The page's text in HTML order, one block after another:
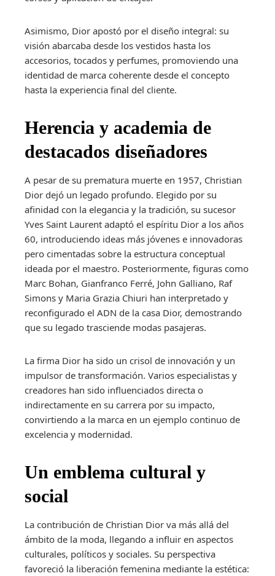
Asimismo, Dior apostó por el diseño integral: su
visión abarcaba desde los vestidos hasta los
accesorios, tocados y perfumes, promoviendo una
identidad de marca coherente desde el concepto
hasta la experiencia final del cliente.
Herencia y academia de
destacados diseñadores
A pesar de su prematura muerte en 1957, Christian
Dior dejó un legado profundo. Elegido por su
afinidad con la elegancia y la tradición, su sucesor
Yves Saint Laurent adaptó el espíritu Dior a los años
60, introduciendo ideas más jóvenes e innovadoras
pero cimentadas sobre la estructura conceptual
ideada por el maestro. Posteriormente, figuras como
Marc Bohan, Gianfranco Ferré, John Galliano, Raf
Simons y Maria Grazia Chiuri han interpretado y
reconfigurado el ADN de la casa Dior, demostrando
que su legado trasciende modas pasajeras.
La firma Dior ha sido un crisol de innovación y un
impulsor de transformación. Varios especialistas y
creadores han sido influenciados directa o
indirectamente en su carrera por su impacto,
convirtiendo a la marca en un ejemplo continuo de
excelencia y modernidad.
Un emblema cultural y
social
La contribución de Christian Dior va más allá del
ámbito de la moda, llegando a influir en aspectos
culturales, políticos y sociales. Su perspectiva
favoreció la liberación femenina mediante la estética: